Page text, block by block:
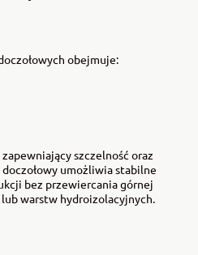
obejmuje:
szczelność oraz
umożliwia stabilne
bez przewiercania górnej
warstw hydroizolacyjnych.